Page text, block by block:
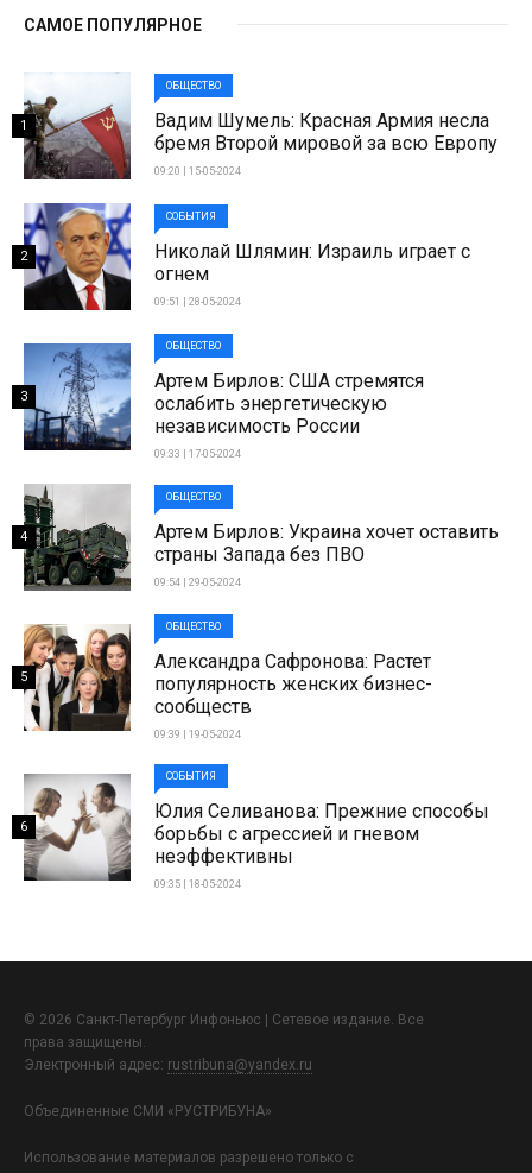
САМОЕ ПОПУЛЯРНОЕ
ОБЩЕСТВО
Вадим Шумель: Красная Армия несла
бремя Второй мировой за всю Европу
09:20 | 15-05-2024
1
СОБЫТИЯ
Николай Шлямин: Израиль играет с
огнем
09:51 | 28-05-2024
2
ОБЩЕСТВО
Артем Бирлов: США стремятся
ослабить энергетическую
независимость России
09:33 | 17-05-2024
3
ОБЩЕСТВО
Артем Бирлов: Украина хочет оставить
страны Запада без ПВО
09:54 | 29-05-2024
4
ОБЩЕСТВО
Александра Сафронова: Растет
популярность женских бизнес-
сообществ
09:39 | 19-05-2024
5
СОБЫТИЯ
Юлия Селиванова: Прежние способы
борьбы с агрессией и гневом
неэффективны
09:35 | 18-05-2024
6
© 2026 Санкт-Петербург Инфоньюс | Сетевое издание. Все
права защищены.
Электронный адрес: rustribuna@yandex.ru
Объединенные СМИ «РУСТРИБУНА»
Использование материалов разрешено только с